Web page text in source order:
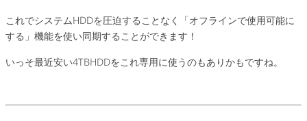
これでシステムHDDを圧迫することなく「オフラインで使用可能に
する」機能を使い同期することができます！
いっそ最近安い4TBHDDをこれ専用に使うのもありかもですね。